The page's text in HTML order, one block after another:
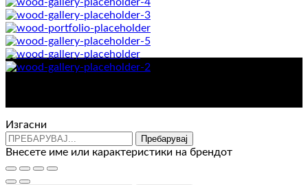
Изгасни
Пребарувај
Внесете име или карактеристики на брендот